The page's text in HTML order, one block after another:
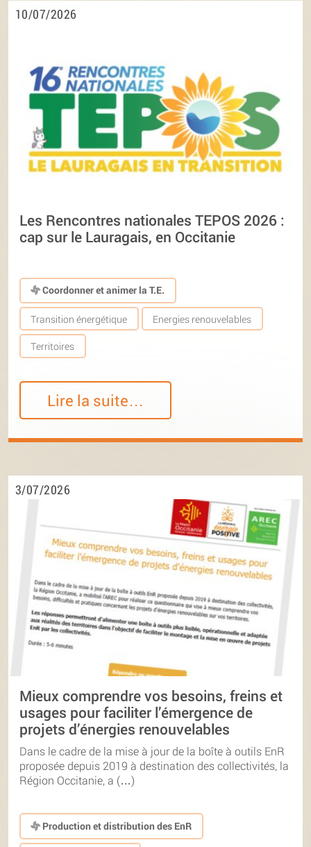
10/07/2026
Les Rencontres nationales TEPOS 2026 :
cap sur le Lauragais, en Occitanie
Coordonner et animer la T.E.
Transition énergétique Energies renouvelables
Territoires
Lire la suite…
3/07/2026
Mieux comprendre vos besoins, freins et
usages pour faciliter l’émergence de
projets d’énergies renouvelables
Dans le cadre de la mise à jour de la boîte à outils EnR
proposée depuis 2019 à destination des collectivités, la
Région Occitanie, a (…)
Production et distribution des EnR